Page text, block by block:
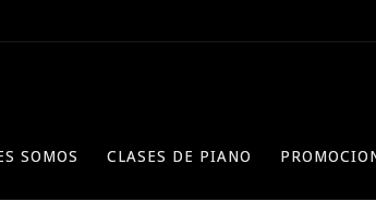
SOMOS CLASES DE PIANO